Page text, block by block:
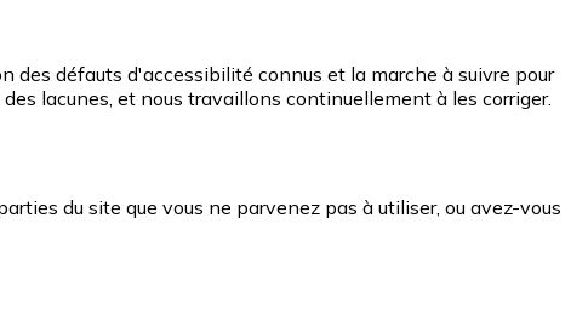
des défauts d'accessibilité connus et la marche à suivre pour
lacunes, et nous travaillons continuellement à les corriger.
du site que vous ne parvenez pas à utiliser, ou avez-vous